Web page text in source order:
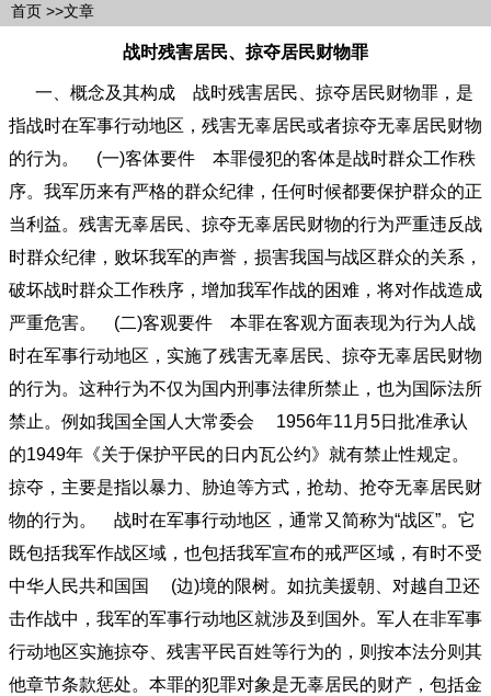
首页 >>文章
战时残害居民、掠夺居民财物罪
一、概念及其构成 战时残害居民、掠夺居民财物罪，是
指战时在军事行动地区，残害无辜居民或者掠夺无辜居民财物
的行为。 (一)客体要件 本罪侵犯的客体是战时群众工作秩
序。我军历来有严格的群众纪律，任何时候都要保护群众的正
当利益。残害无辜居民、掠夺无辜居民财物的行为严重违反战
时群众纪律，败坏我军的声誉，损害我国与战区群众的关系，
破坏战时群众工作秩序，增加我军作战的困难，将对作战造成
严重危害。 (二)客观要件 本罪在客观方面表现为行为人战
时在军事行动地区，实施了残害无辜居民、掠夺无辜居民财物
的行为。这种行为不仅为国内刑事法律所禁止，也为国际法所
禁止。例如我国全国人大常委会 1956年11月5日批准承认
的1949年《关于保护平民的日内瓦公约》就有禁止性规定。
掠夺，主要是指以暴力、胁迫等方式，抢劫、抢夺无辜居民财
物的行为。 战时在军事行动地区，通常又简称为“战区”。它
既包括我军作战区域，也包括我军宣布的戒严区域，有时不受
中华人民共和国国 (边)境的限树。如抗美援朝、对越自卫还
击作战中，我军的军事行动地区就涉及到国外。军人在非军事
行动地区实施掠夺、残害平民百姓等行为的，则按本法分则其
他章节条款惩处。本罪的犯罪对象是无辜居民的财产，包括金